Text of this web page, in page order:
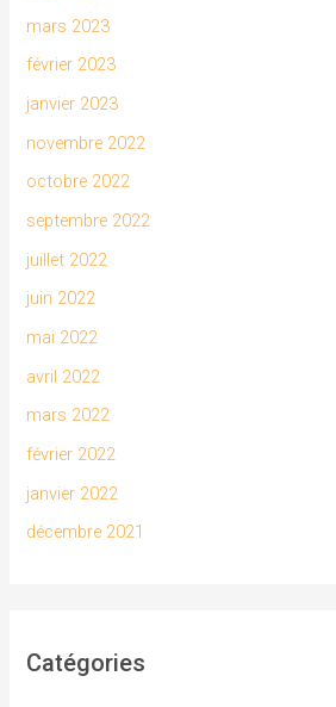
mars 2023
février 2023
janvier 2023
novembre 2022
octobre 2022
septembre 2022
juillet 2022
juin 2022
mai 2022
avril 2022
mars 2022
février 2022
janvier 2022
décembre 2021
Catégories